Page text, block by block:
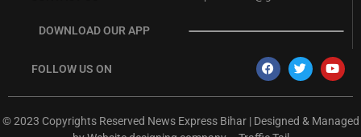
DOWNLOAD OUR APP
FOLLOW US ON
© 2023 Copyrights Reserved News Express Bihar | Designed & Managed